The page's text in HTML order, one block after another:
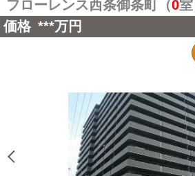
フローレンス西条御条町（0室
価格 ***万円